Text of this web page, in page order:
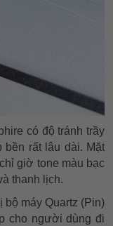
có độ tránh trầy
bền rất lâu dài. Mặt
giờ tone màu bạc
thanh lịch.
bộ máy Quartz (Pin)
cho người dùng đi